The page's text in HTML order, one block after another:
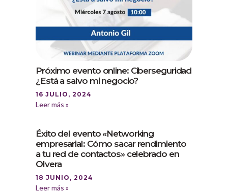
Próximo evento online: Ciberseguridad
¿Está a salvo mi negocio?
16 JULIO, 2024
Leer más »
Éxito del evento «Networking
empresarial: Cómo sacar rendimiento
a tu red de contactos» celebrado en
Olvera
18 JUNIO, 2024
Leer más »